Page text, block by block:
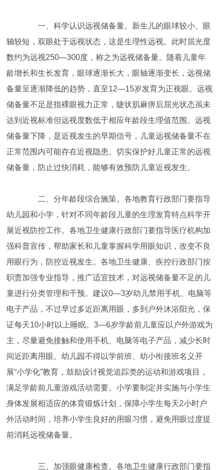
一、科学认识远视储备量。新生儿的眼球较小、眼
轴较短，双眼处于远视状态，这是生理性远视。此时屈光度
数约为远视250—300度，称之为远视储备量。随着儿童年
龄增长和生长发育，眼球逐渐长大，眼轴逐渐变长，远视储
备量呈逐渐降低的趋势，直至12—15岁发育为正视眼。远视
储备量不足是指裸眼视力正常，睫状肌麻痹后屈光状态虽未
达到近视标准但远视度数低于相应年龄段生理值范围。远视
储备量下降，是近视发生的早期信号，儿童远视储备量不在
正常范围内可能存在近视隐患。切实保护好儿童正常的远视
储备量，防止过快消耗，能够有效预防儿童近视发生。
二、分年龄段综合施策。各地教育行政部门要指导
幼儿园和小学，针对不同年龄段儿童的生理发育特点科学开
展近视防控工作。各地卫生健康行政部门要指导医疗机构加
强科普宣传，帮助家长和儿童掌握科学用眼知识，改变不良
用眼行为，防控近视发生。各地卫生健康、疾控行政部门按
职责加强专业指导，推广适宜技术，对远视储备量不足的儿
童进行分类管理和干预。建议0—3岁幼儿禁用手机、电脑等
电子产品，不过早过多近距离用眼，多到户外沐浴阳光，保
证每天10小时以上睡眠。3—6岁学龄前儿童应以户外游戏为
主，尽量避免接触和使用手机、电脑等电子产品，减少长时
间近距离用眼。幼儿园不得以学前班、幼小衔接班名义开
展“小学化”教育，鼓励设计视觉追踪类的运动和游戏项目，
满足学龄前儿童游戏活动需要。小学要制定并实施与小学生
身体发展相适应的体育锻炼计划，保障小学生每天2小时户
外活动时间，培养小学生良好的用眼习惯，避免用眼过度提
前消耗远视储备量。
三、加强眼健康检查。各地卫生健康行政部门要指